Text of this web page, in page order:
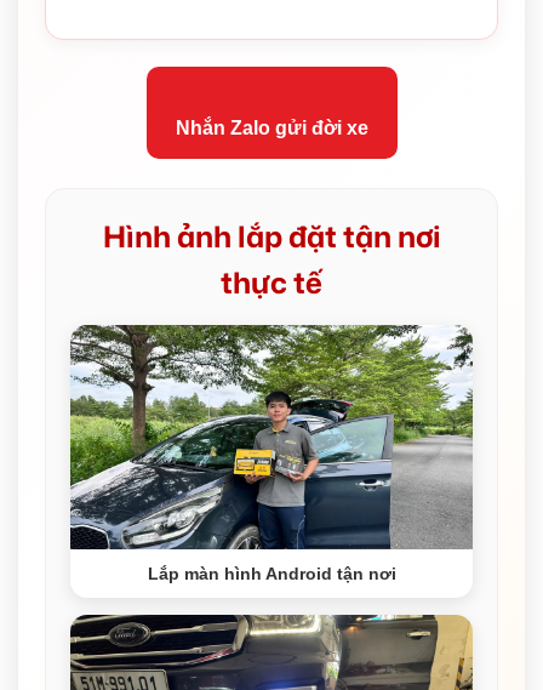
Nhắn Zalo gửi đời xe
Hình ảnh lắp đặt tận nơi
thực tế
Lắp màn hình Android tận nơi